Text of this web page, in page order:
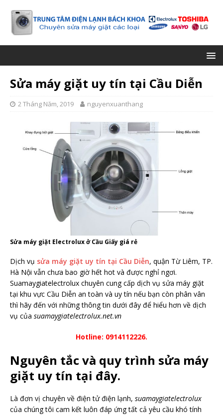
Sửa máy giặt uy tín tại Cầu Diễn
2 Tháng Năm, 2019 nguyenxuanthang
Sửa máy giặt Electrolux ở Cầu Giấy giá rẻ
Dịch vụ sửa máy giặt uy tín tại Cầu Diễn, quận Từ Liêm, TP.
Hà Nội vẫn chưa bao giờ hết hot và được nghỉ ngơi.
Suamaygiatelectrolux chuyên cung cấp dịch vụ sửa máy giặt
tại khu vực Cầu Diễn an toàn và uy tín nếu bạn còn phân vân
thì hãy đến với những thông tin dưới đây để hiểu hơn về dịch
vụ của suamaygiatelectrolux.net.vn
Hotline: 0914112226.
Nguyên tắc và quy trình sửa máy
giặt uy tín tại đây.
Là đơn vị chuyên về điện tử điện lạnh, suamaygiatelectrolux
của chúng tôi cam kết luôn đáp ứng tất cả yêu cầu khó tính